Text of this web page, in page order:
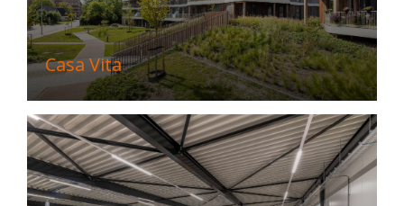
Casa Vita